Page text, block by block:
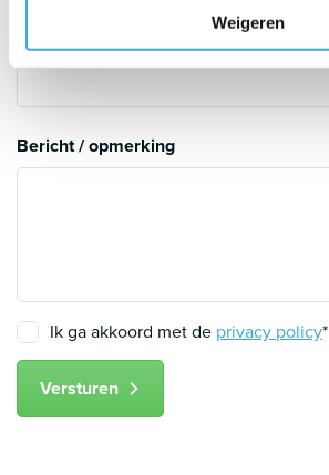
Weigeren
Bericht / opmerking
Ik ga akkoord met de privacy policy*
Versturen